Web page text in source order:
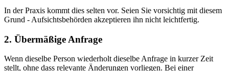
In der Praxis kommt dies selten vor. Seien Sie vorsichtig mit diesem
Grund - Aufsichtsbehörden akzeptieren ihn nicht leichtfertig.
2. Übermäßige Anfrage
Wenn dieselbe Person wiederholt dieselbe Anfrage in kurzer Zeit
stellt, ohne dass relevante Änderungen vorliegen. Bei einer